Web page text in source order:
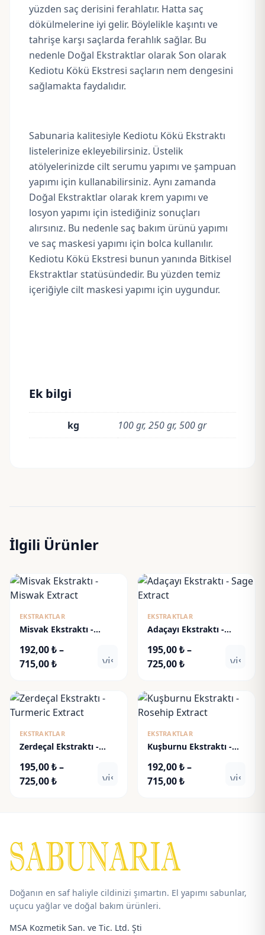
yüzden saç derisini ferahlatır. Hatta saç
dökülmelerine iyi gelir. Böylelikle kaşıntı ve
tahrişe karşı saçlarda ferahlık sağlar. Bu
nedenle Doğal Ekstraktlar olarak Son olarak
Kediotu Kökü Ekstresi saçların nem dengesini
sağlamakta faydalıdır.
Sabunaria kalitesiyle Kediotu Kökü Ekstraktı
listelerinize ekleyebilirsiniz. Üstelik
atölyelerinizde cilt serumu yapımı ve şampuan
yapımı için kullanabilirsiniz. Aynı zamanda
Doğal Ekstraktlar olarak krem yapımı ve
losyon yapımı için istediğiniz sonuçları
alırsınız. Bu nedenle saç bakım ürünü yapımı
ve saç maskesi yapımı için bolca kullanılır.
Kediotu Kökü Ekstresi bunun yanında Bitkisel
Ekstraktlar statüsündedir. Bu yüzden temiz
içeriğiyle cilt maskesi yapımı için uygundur.
Ek bilgi
kg 100 gr, 250 gr, 500 gr
İlgili Ürünler
EKSTRAKTLAR
Misvak Ekstraktı -
192,00₺–
715,00₺Fiyat
192,00 ₺
-
715,00 ₺
visibility
EKSTRAKTLAR
Adaçayı Ekstraktı -
195,00₺–
725,00₺Fiyat
195,00 ₺
-
725,00 ₺
EKSTRAKTLAR
Zerdeçal Ekstraktı -
195,00₺–
725,00₺Fiyat
visibility
EKSTRAKTLAR
Kuşburnu Ekstraktı -
192,00₺–
715,00₺Fiyat
Doğanın en saf haliyle cildinizi şımartın. El yapımı sabunlar,
uçucu yağlar ve doğal bakım ürünleri.
MSA Kozmetik San. ve Tic. Ltd. Şti